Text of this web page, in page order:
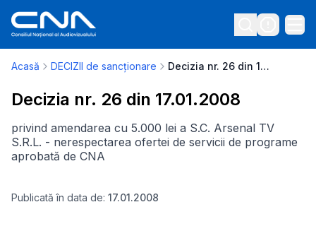
Acasă DECIZII de sancționare Decizia nr. 26 din 17.01.2008
Decizia nr. 26 din 17.01.2008
privind amendarea cu 5.000 lei a S.C. Arsenal TV
S.R.L. - nerespectarea ofertei de servicii de programe
aprobată de CNA
Publicată în data de: 17.01.2008